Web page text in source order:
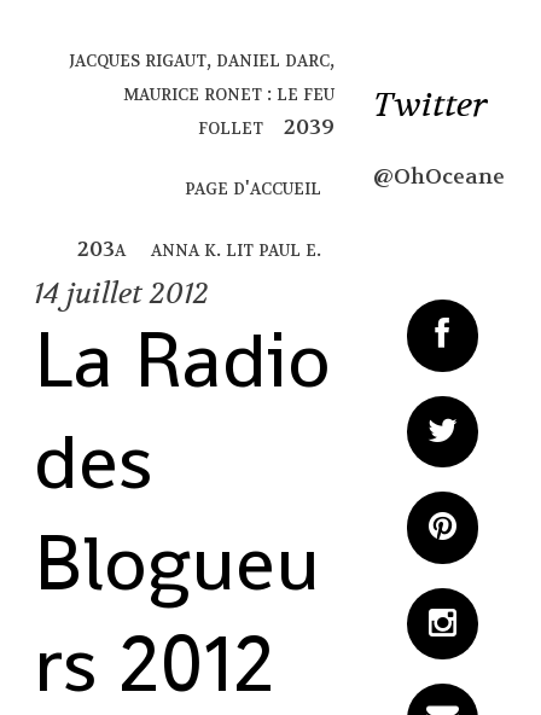
jacques rigaut, daniel darc,
maurice ronet : le feu
follet
page d'accueil
anna k. lit paul e.
14 juillet 2012
La Radio
des
Blogueu
rs 2012
Twitter
@OhOceane